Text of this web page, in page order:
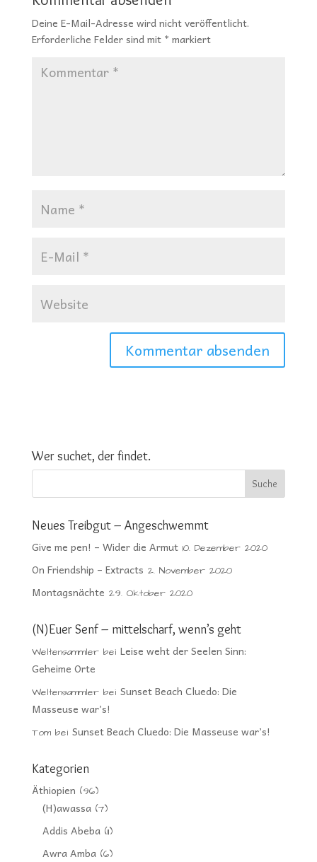
Deine E-Mail-Adresse wird nicht veröffentlicht.
Erforderliche Felder sind mit * markiert
Wer suchet, der findet.
Neues Treibgut – Angeschwemmt
Give me pen! – Wider die Armut 10. Dezember 2020
On Friendship – Extracts 2. November 2020
Montagsnächte 29. Oktober 2020
(N)Euer Senf – mittelscharf, wenn’s geht
Weltensammlerbei Leise weht der Seelen Sinn:
Geheime Orte
Weltensammlerbei Sunset Beach Cluedo: Die
Masseuse war’s!
Tombei Sunset Beach Cluedo: Die Masseuse war’s!
Kategorien
Äthiopien (96)
(H)awassa(7)
Addis Abeba(11)
Awra Amba(6)